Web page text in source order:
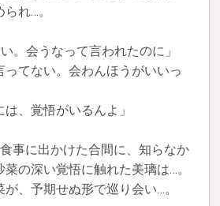
れ…。
。会うなって言われたのに」
ってない。会わんほうがいいっ
、覚悟がいるんよ」
事に出かけた合間に、知らなか
の深い覚悟に触れた美璃は…。
、予期せぬ形で巡り会い…。